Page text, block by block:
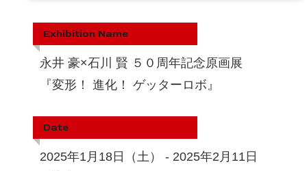
Exhibition Name
永井 豪×石川 賢 ５０周年記念原画展
『変形！ 進化！ ゲッターロボ』
Date
2025年1月18日（土） - 2025年2月11日